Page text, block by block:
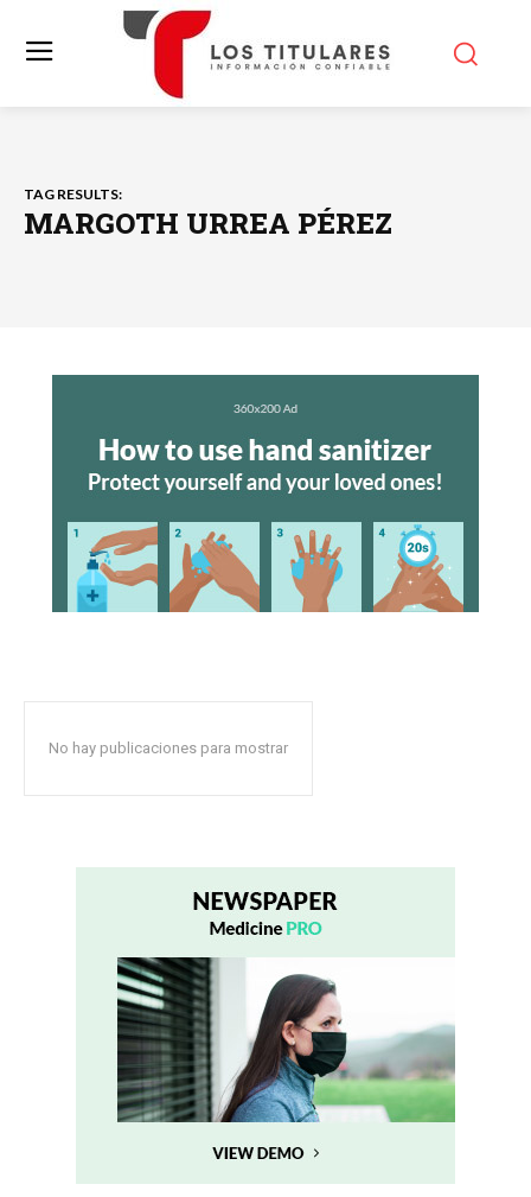
TAG RESULTS:
MARGOTH URREA PÉREZ
No hay publicaciones para mostrar